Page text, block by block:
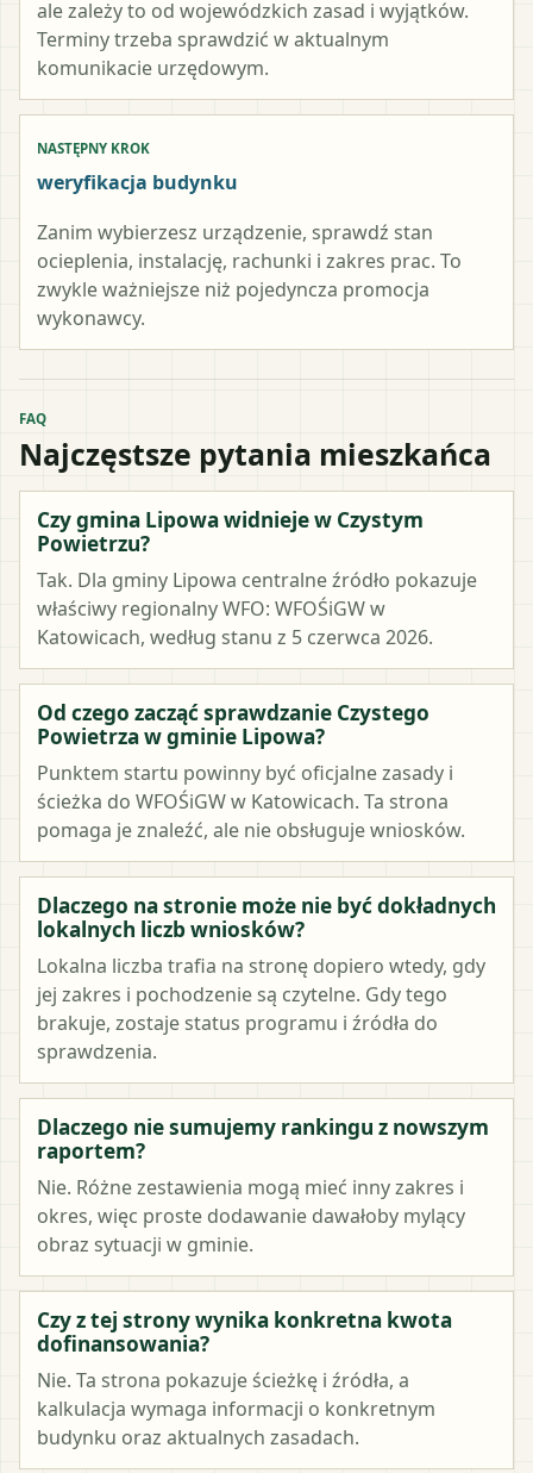
ale zależy to od wojewódzkich zasad i wyjątków.
Terminy trzeba sprawdzić w aktualnym
komunikacie urzędowym.
NASTĘPNY KROK
weryfikacja budynku
Zanim wybierzesz urządzenie, sprawdź stan
ocieplenia, instalację, rachunki i zakres prac. To
zwykle ważniejsze niż pojedyncza promocja
wykonawcy.
FAQ
Najczęstsze pytania mieszkańca
Czy gmina Lipowa widnieje w Czystym
Powietrzu?
Tak. Dla gminy Lipowa centralne źródło pokazuje
właściwy regionalny WFO: WFOŚiGW w
Katowicach, według stanu z 5 czerwca 2026.
Od czego zacząć sprawdzanie Czystego
Powietrza w gminie Lipowa?
Punktem startu powinny być oficjalne zasady i
ścieżka do WFOŚiGW w Katowicach. Ta strona
pomaga je znaleźć, ale nie obsługuje wniosków.
Dlaczego na stronie może nie być dokładnych
lokalnych liczb wniosków?
Lokalna liczba trafia na stronę dopiero wtedy, gdy
jej zakres i pochodzenie są czytelne. Gdy tego
brakuje, zostaje status programu i źródła do
sprawdzenia.
Dlaczego nie sumujemy rankingu z nowszym
raportem?
Nie. Różne zestawienia mogą mieć inny zakres i
okres, więc proste dodawanie dawałoby mylący
obraz sytuacji w gminie.
Czy z tej strony wynika konkretna kwota
dofinansowania?
Nie. Ta strona pokazuje ścieżkę i źródła, a
kalkulacja wymaga informacji o konkretnym
budynku oraz aktualnych zasadach.